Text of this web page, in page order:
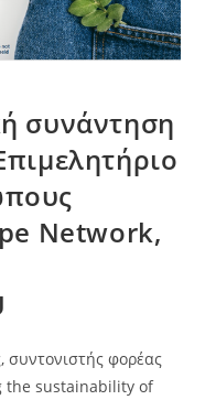
συνάντηση
Network,
συντονιστής φορέας
the sustainability of